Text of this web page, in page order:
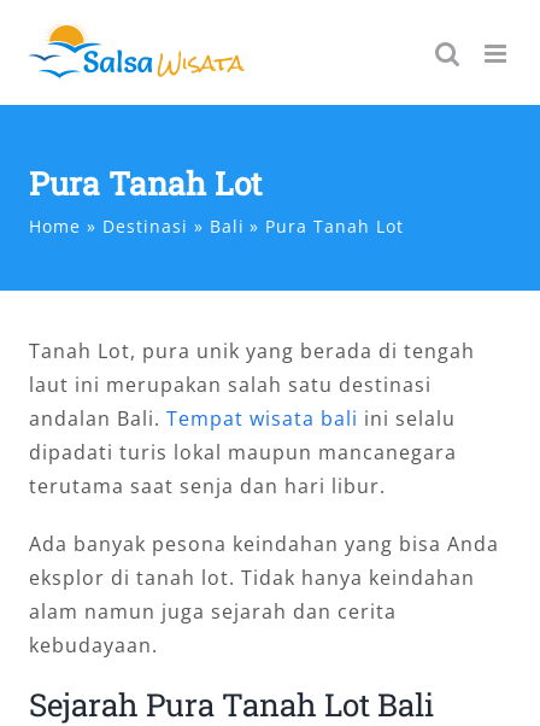
content
Pura Tanah Lot
Home Destinasi Bali Pura Tanah Lot
Tanah Lot, pura unik yang berada di tengah
laut ini merupakan salah satu destinasi
andalan Bali. Tempat wisata bali ini selalu
dipadati turis lokal maupun mancanegara
terutama saat senja dan hari libur.
Ada banyak pesona keindahan yang bisa Anda
eksplor di tanah lot. Tidak hanya keindahan
alam namun juga sejarah dan cerita
kebudayaan.
Sejarah Pura Tanah Lot Bali